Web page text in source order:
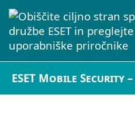
ESET Mobile Security